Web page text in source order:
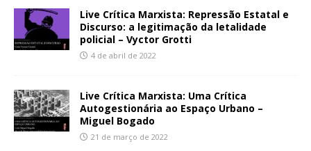
Live Crítica Marxista: Repressão Estatal e
Discurso: a legitimação da letalidade
policial – Vyctor Grotti
4 de abril de 2022
Live Crítica Marxista: Uma Crítica
Autogestionária ao Espaço Urbano –
Miguel Bogado
21 de março de 2022